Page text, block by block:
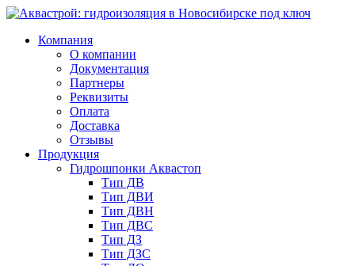
Компания
О компании
Документация
Партнеры
Реквизиты
Оплата
Доставка
Отзывы
Продукция
Гидрошпонки Аквастоп
Тип ДВ
Тип ДВИ
Тип ДВН
Тип ДВС
Тип ДЗ
Тип ДЗС